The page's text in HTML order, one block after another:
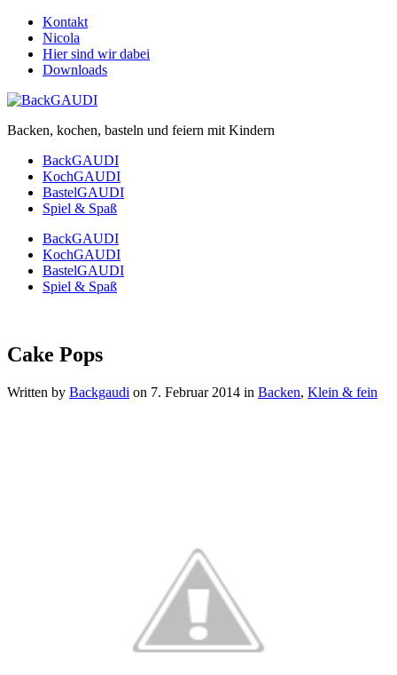
Kontakt
Nicola
Hier sind wir dabei
Downloads
Backen, kochen, basteln und feiern mit Kindern
BackGAUDI
KochGAUDI
BastelGAUDI
Spiel & Spaß
BackGAUDI
KochGAUDI
BastelGAUDI
Spiel & Spaß
Cake Pops
Written by Backgaudi on 7. Februar 2014 in Backen, Klein & fein